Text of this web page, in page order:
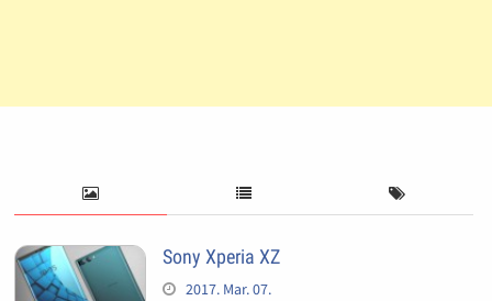
Sony Xperia XZ
2017. Mar. 07.